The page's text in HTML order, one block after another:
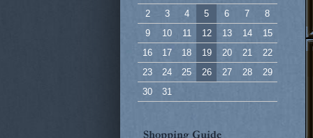
2
3 4 5 6 7
8
9
10 11 12 13 14
15
16
17 18 19 20 21
22
23
24 25 26 27 28
29
30
31